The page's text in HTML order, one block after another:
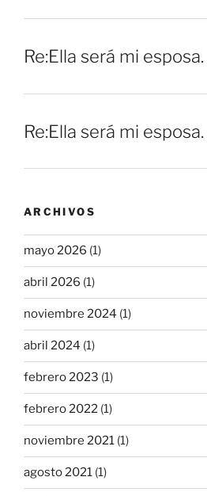
Re:Ella será mi esposa.
Re:Ella será mi esposa.
ARCHIVOS
mayo 2026 (1)
abril 2026 (1)
noviembre 2024 (1)
abril 2024 (1)
febrero 2023 (1)
febrero 2022 (1)
noviembre 2021 (1)
agosto 2021 (1)